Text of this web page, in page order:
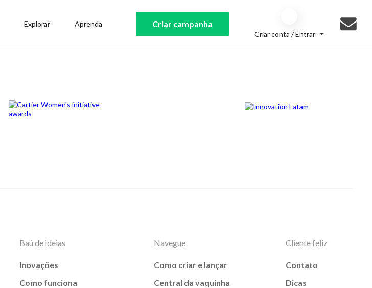
Explorar Aprenda Criar campanha
Criar conta / Entrar
Baú de ideias
Inovações
Como funciona
Navegue
Como criar e lançar
Central da vaquinha
Cliente feliz
Contato
Dicas